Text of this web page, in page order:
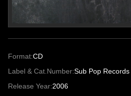
Format:CD
Label & Cat.Number:Sub Pop
Release Year:2006